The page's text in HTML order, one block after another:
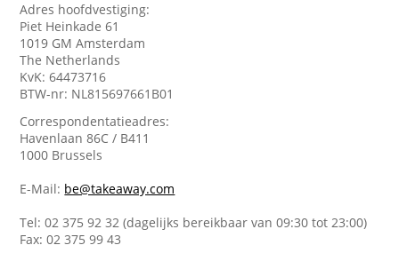
Adres hoofdvestiging:
Piet Heinkade 61
1019 GM Amsterdam
The Netherlands
KvK: 64473716
BTW-nr: NL815697661B01
Correspondentatieadres:
Havenlaan 86C / B411
1000 Brussels
E-Mail: be@takeaway.com
Tel: 02 375 92 32 (dagelijks bereikbaar van 09:30 tot 23:00)
Fax: 02 375 99 43